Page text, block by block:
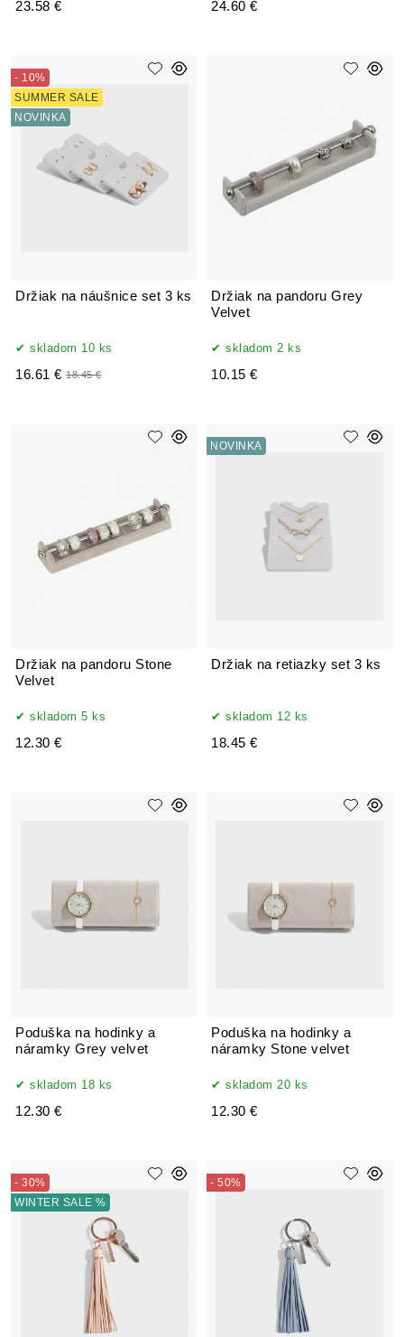
23.58 € 24.60 €
Držiak na náušnice set 3 ks
- 10%
SUMMER SALE
NOVINKA
skladom 10 ks
16.61 € 18.45 €
Držiak na pandoru Grey
Velvet
skladom 2 ks
10.15 €
Držiak na pandoru Stone
Velvet
skladom 5 ks
12.30 €
Držiak na retiazky set 3 ks
NOVINKA
skladom 12 ks
18.45 €
Poduška na hodinky a
náramky Grey velvet
skladom 18 ks
12.30 €
Poduška na hodinky a
náramky Stone velvet
skladom 20 ks
12.30 €
- 30%
WINTER SALE %
- 50%